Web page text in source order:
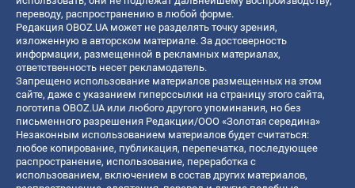
переводу, распространению в любой форме.
Редакция OBOZ.UA может не разделять точку зрения,
изложенную в авторском материале. За достоверность
информации, размещенной в рекламных материалах,
ответственность несет рекламодатель.
Запрещено использование материалов размещенных на этом
сайте, даже с указанием гиперссылки на страницу этого сайта,
логотипа OBOZ.UA или любого другого упоминания, но без
письменного разрешения Редакции/ООО «Золотая середина»
Незаконным использованием материалов будет считаться:
любое копирование, публикация, перепечатка, последующее
распространение, использование, переработка с
использованием, включением в состав других материалов,